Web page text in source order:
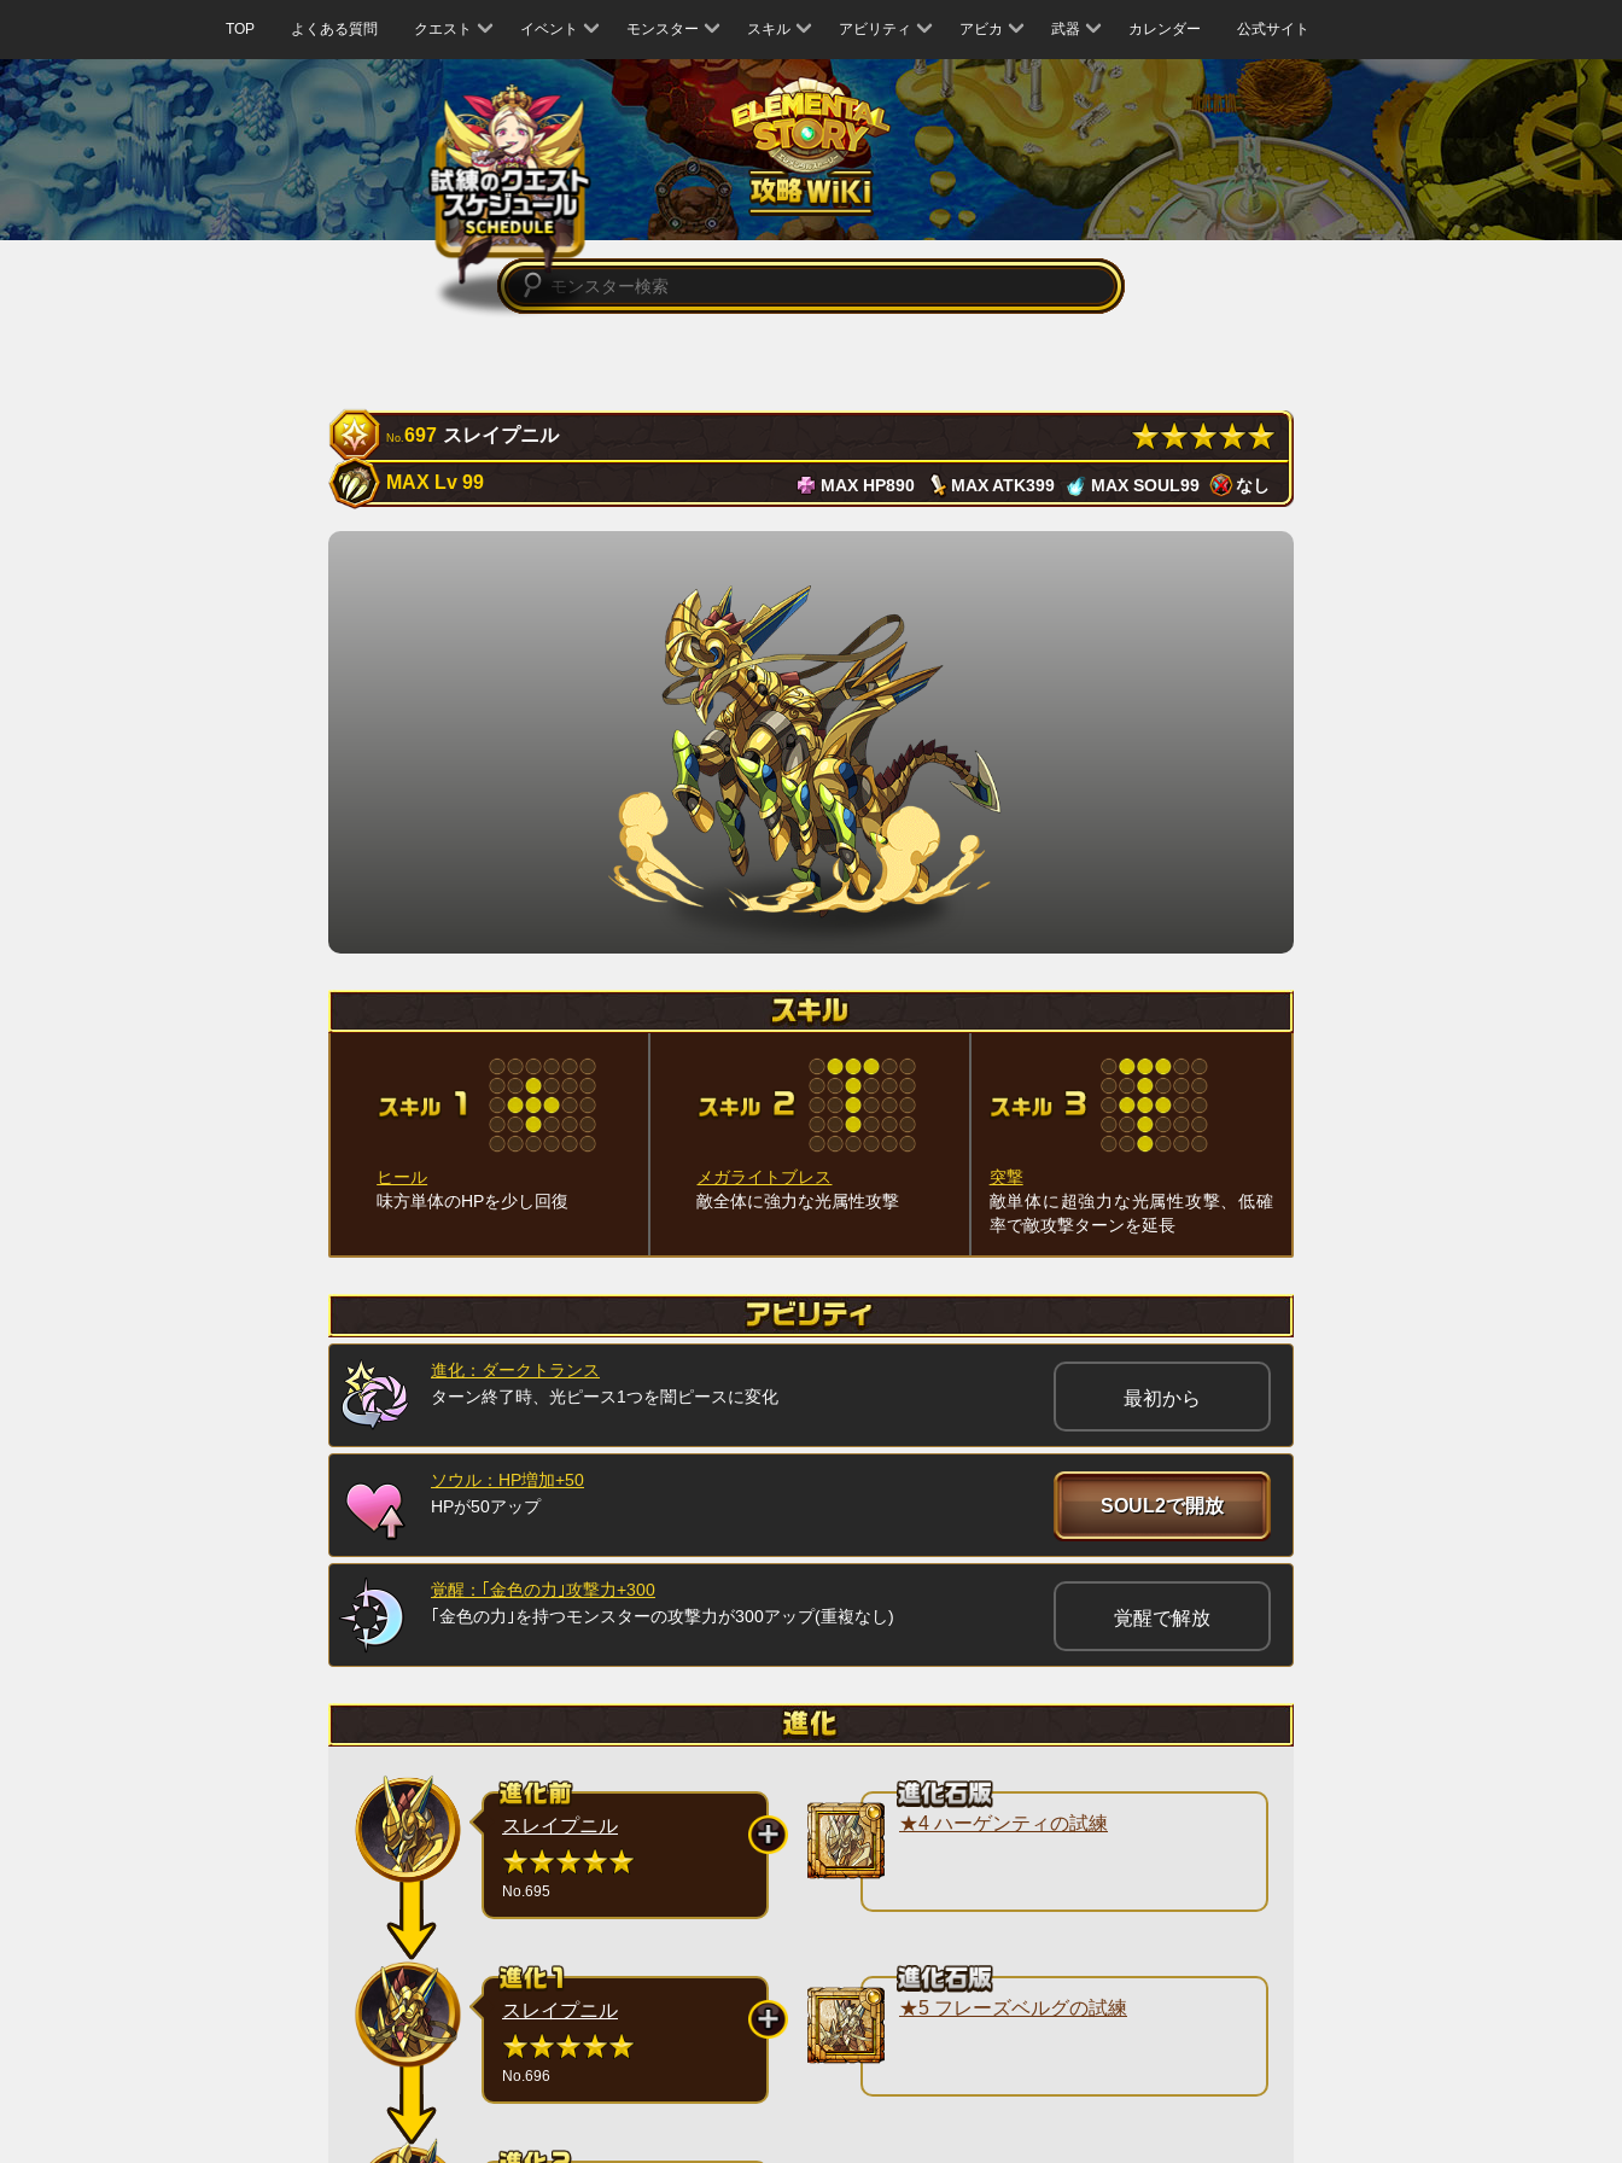
TOP よくある質問 クエスト イベント モンスター スキル アビリティ アビカ 武器 カレンダー 公式サイト
No.697 スレイプニル
MAX Lv 99 MAX HP890 MAX ATK399 MAX SOUL99 なし
ヒール
味方単体のHPを少し回復
メガライトブレス
敵全体に強力な光属性攻撃
突撃
敵単体に超強力な光属性攻撃、低確
率で敵攻撃ターンを延長
進化：ダークトランス
ターン終了時、光ピース1つを闇ピースに変化
最初から
ソウル：HP増加+50
HPが50アップ
SOUL2で開放
覚醒：｢金色の力｣攻撃力+300
｢金色の力｣を持つモンスターの攻撃力が300アップ(重複なし)
覚醒で解放
スレイプニル
No.695
★4 ハーゲンティの試練
スレイプニル
No.696
★5 フレーズベルグの試練